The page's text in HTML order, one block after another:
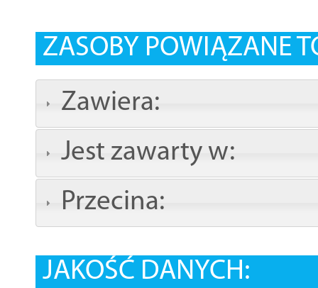
ZASOBY POWIĄZANE
Zawiera:
Jest zawarty w:
Przecina:
JAKOŚĆ DANYCH: